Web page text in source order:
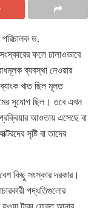
পরিচালক ড.
ফলে ঢালাওভাবে
ব্যবস্থা নেওয়ার
খাত ছিল মূলত
সুযোগ ছিল। তবে এখন
আওতায় এসেছে বা
সৃষ্টি বা তাদের
কিছু সংস্কার দরকার।
পদ্ধতিগুলোর